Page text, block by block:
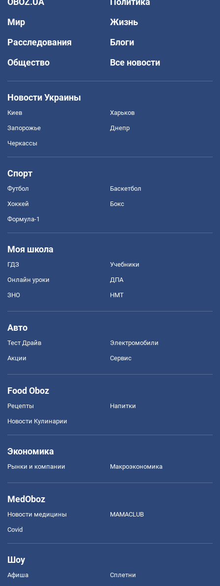
Мир
Жизнь
Расследования
Блоги
Общество
Все новости
Новости Украины
Киев Харьков
Запорожье Днепр
Черкассы
Спорт
Футбол Баскетбол
Хоккей Бокс
Формула-1
Моя школа
ГДЗ Учебники
Онлайн уроки ДПА
ЗНО НМТ
Авто
Тест Драйв Электромобили
Акции Сервис
Food Oboz
Рецепты Напитки
Новости Кулинарии
Экономика
Рынки и компании Mакроэкономика
MedOboz
Новости медицины MAMACLUB
Covid
Шоу
Афиша Сплетни